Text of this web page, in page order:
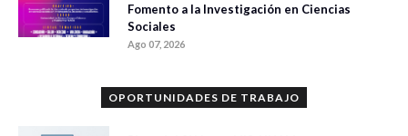
Fomento a la Investigación en Ciencias
Sociales
Ago 07, 2026
OPORTUNIDADES DE TRABAJO